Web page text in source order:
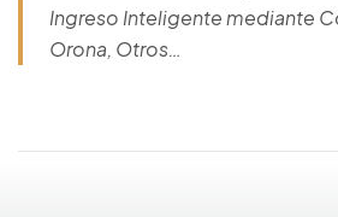
Ingreso Inteligente mediante
Orona, Otros…